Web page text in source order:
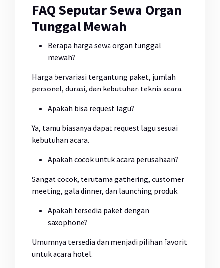
FAQ Seputar Sewa Organ
Tunggal Mewah
Berapa harga sewa organ tunggal
mewah?
Harga bervariasi tergantung paket, jumlah
personel, durasi, dan kebutuhan teknis acara.
Apakah bisa request lagu?
Ya, tamu biasanya dapat request lagu sesuai
kebutuhan acara.
Apakah cocok untuk acara perusahaan?
Sangat cocok, terutama gathering, customer
meeting, gala dinner, dan launching produk.
Apakah tersedia paket dengan
saxophone?
Umumnya tersedia dan menjadi pilihan favorit
untuk acara hotel.